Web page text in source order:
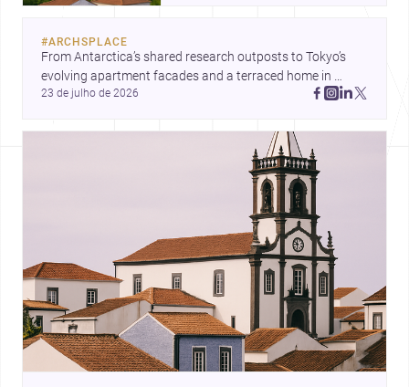
#ARCHSPLACE
From Antarctica’s shared research outposts to Tokyo’s
evolving apartment facades and a terraced home in
Amman, these projects show how architecture adapts to
23 de julho de 2026